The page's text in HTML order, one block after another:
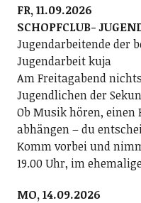
FR, 11.09.2026
SCHOPFCLUB-
Jugendarbeitende der
Jugendarbeit kuja
Am Freitagabend
Jugendlichen der
Ob Musik hören,
abhängen – du
Komm vorbei und
19.00 Uhr, im
MO, 14.09.2026